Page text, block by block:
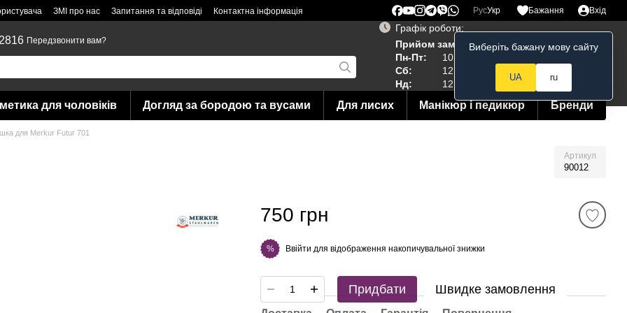
ЗМІ про нас Запитання та відповіді
Контактна інформація
РусУкр Бажання Вхід
Передзвонити вам?
Графік роботи:
Прийом замовлень 24/7
Пн-Пт:
10:00–19:00
Сб:
12:00–18:00
Нд:
12:00--15:00
Мій кошик
для чоловіків Догляд за бородою та вусами Для лисих Манікюр і педикюр Бренди
для Merkur Futur 701
Артикул
90012
750 грн
% Ввійти для відображення накопичувальної знижки
Придбати Швидке замовлення
Виберіть бажану мову сайту
UA ru